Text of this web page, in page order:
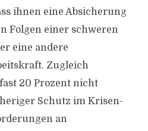
ihnen eine Absicherung
Folgen einer schweren
eine andere
Zugleich
20 Prozent nicht
Schutz im Krisen-
an